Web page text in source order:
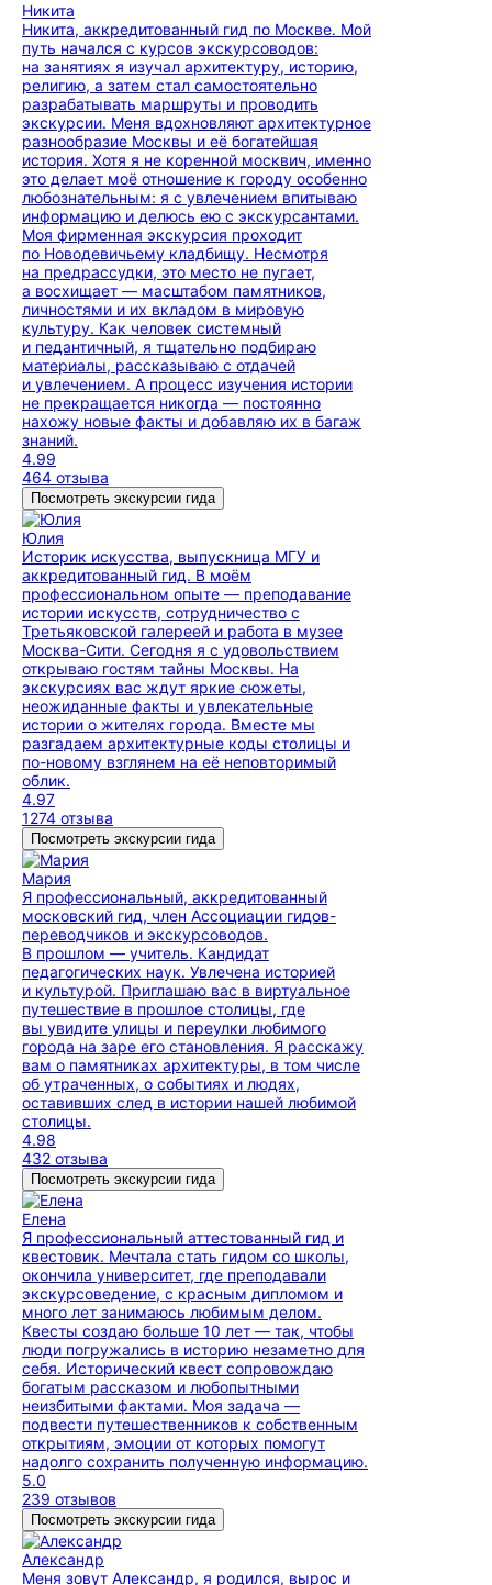
Никита
Никита, аккредитованный гид по Москве. Мой
путь начался с курсов экскурсоводов:
на занятиях я изучал архитектуру, историю,
религию, а затем стал самостоятельно
разрабатывать маршруты и проводить
экскурсии. Меня вдохновляют архитектурное
разнообразие Москвы и её богатейшая
история. Хотя я не коренной москвич, именно
это делает моё отношение к городу особенно
любознательным: я с увлечением впитываю
информацию и делюсь ею с экскурсантами.
Моя фирменная экскурсия проходит
по Новодевичьему кладбищу. Несмотря
на предрассудки, это место не пугает,
а восхищает — масштабом памятников,
личностями и их вкладом в мировую
культуру. Как человек системный
и педантичный, я тщательно подбираю
материалы, рассказываю с отдачей
и увлечением. А процесс изучения истории
не прекращается никогда — постоянно
нахожу новые факты и добавляю их в багаж
знаний.
4.99
464 отзыва
Посмотреть экскурсии гида
Юлия
Историк искусства, выпускница МГУ и
аккредитованный гид. В моём
профессиональном опыте — преподавание
истории искусств, сотрудничество с
Третьяковской галереей и работа в музее
Москва-Сити. Сегодня я с удовольствием
открываю гостям тайны Москвы. На
экскурсиях вас ждут яркие сюжеты,
неожиданные факты и увлекательные
истории о жителях города. Вместе мы
разгадаем архитектурные коды столицы и
по-новому взглянем на её неповторимый
облик.
4.97
1274 отзыва
Посмотреть экскурсии гида
Мария
Я профессиональный, аккредитованный
московский гид, член Ассоциации гидов-
переводчиков и экскурсоводов.
В прошлом — учитель. Кандидат
педагогических наук. Увлечена историей
и культурой. Приглашаю вас в виртуальное
путешествие в прошлое столицы, где
вы увидите улицы и переулки любимого
города на заре его становления. Я расскажу
вам о памятниках архитектуры, в том числе
об утраченных, о событиях и людях,
оставивших след в истории нашей любимой
столицы.
4.98
432 отзыва
Посмотреть экскурсии гида
Елена
Я профессиональный аттестованный гид и
квестовик. Мечтала стать гидом со школы,
окончила университет, где преподавали
экскурсоведение, с красным дипломом и
много лет занимаюсь любимым делом.
Квесты создаю больше 10 лет — так, чтобы
люди погружались в историю незаметно для
себя. Исторический квест сопровождаю
богатым рассказом и любопытными
неизбитыми фактами. Моя задача —
подвести путешественников к собственным
открытиям, эмоции от которых помогут
надолго сохранить полученную информацию.
5.0
239 отзывов
Посмотреть экскурсии гида
Александр
Меня зовут Александр, я родился, вырос и